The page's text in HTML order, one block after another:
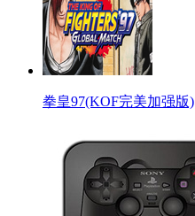
拳皇97(KOF完美加强版)